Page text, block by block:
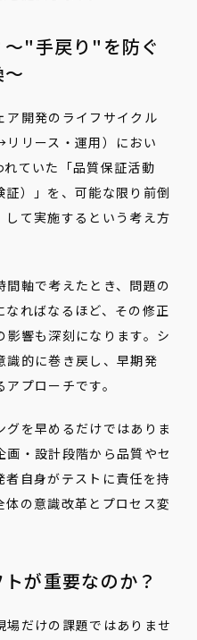
～"手戻り"を防ぐ
ア開発のライフサイクル
リース・運用）におい
ていた「品質保証活動
証）」を、可能な限り前倒
して実施するという考え方
軸で考えたとき、問題の
ればなるほど、その修正
響も深刻になります。シ
識的に巻き戻し、早期発
プローチです。
グを早めるだけではありま
・設計段階から品質やセ
自身がテストに責任を持
の意識改革とプロセス変
が重要なのか？
場だけの課題ではありませ